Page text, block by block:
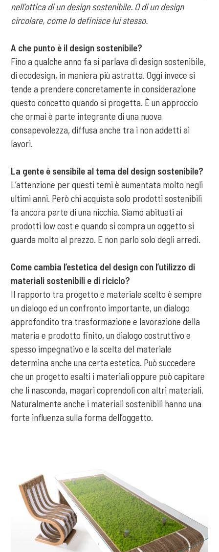
nell’ottica di un design sostenibile. O di un design
circolare, come lo definisce lui stesso.
A che punto è il design sostenibile?
Fino a qualche anno fa si parlava di design sostenibile,
di ecodesign, in maniera più astratta. Oggi invece si
tende a prendere concretamente in considerazione
questo concetto quando si progetta. È un approccio
che ormai è parte integrante di una nuova
consapevolezza, diffusa anche tra i non addetti ai
lavori.
La gente è sensibile al tema del design sostenibile?
L’attenzione per questi temi è aumentata molto negli
ultimi anni. Però chi acquista solo prodotti sostenibili
fa ancora parte di una nicchia. Siamo abituati ai
prodotti low cost e quando si compra un oggetto si
guarda molto al prezzo. E non parlo solo degli arredi.
Come cambia l’estetica del design con l’utilizzo di
materiali sostenibili e di riciclo?
Il rapporto tra progetto e materiale scelto è sempre
un dialogo ed un confronto importante, un dialogo
approfondito tra trasformazione e lavorazione della
materia e prodotto finito, un dialogo costruttivo e
spesso impegnativo e la scelta del materiale
determina anche una certa estetica. Può succedere
che un progetto esalti i materiali oppure può capitare
che li nasconda, magari coprendoli con altri materiali.
Naturalmente anche i materiali sostenibili hanno una
forte influenza sulla forma dell’oggetto.